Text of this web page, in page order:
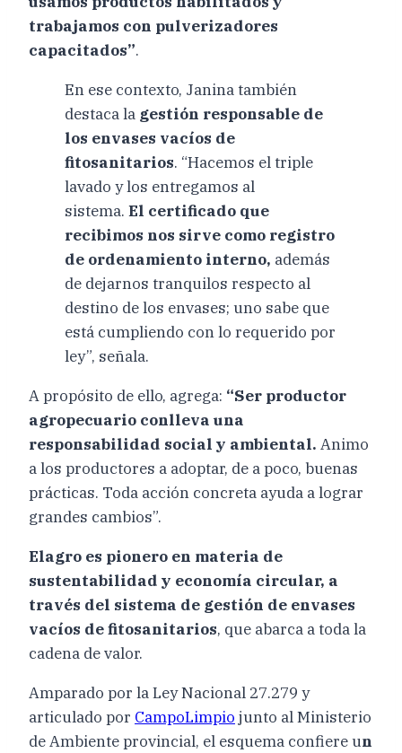
trabajamos con pulverizadores
capacitados”.
En ese contexto, Janina también
destaca la gestión responsable de
los envases vacíos de
fitosanitarios. “Hacemos el triple
lavado y los entregamos al
sistema. El certificado que
recibimos nos sirve como registro
de ordenamiento interno, además
de dejarnos tranquilos respecto al
destino de los envases; uno sabe que
está cumpliendo con lo requerido por
ley”, señala.
A propósito de ello, agrega: “Ser productor
agropecuario conlleva una
responsabilidad social y ambiental. Animo
a los productores a adoptar, de a poco, buenas
prácticas. Toda acción concreta ayuda a lograr
grandes cambios”.
Elagro es pionero en materia de
sustentabilidad y economía circular, a
través del sistema de gestión de envases
vacíos de fitosanitarios, que abarca a toda la
cadena de valor.
Amparado por la Ley Nacional 27.279 y
articulado por CampoLimpio junto al Ministerio
de Ambiente provincial, el esquema confiere un